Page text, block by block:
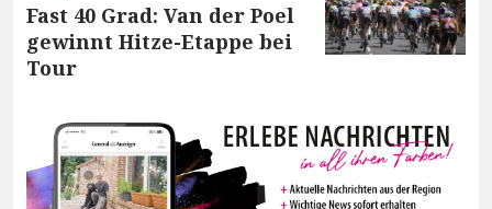
Fast 40 Grad: Van der Poel
gewinnt Hitze-Etappe bei
Tour